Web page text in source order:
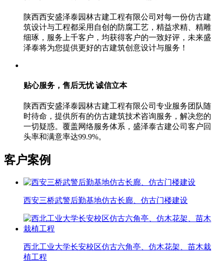
陕西西安盛泽泰园林古建工程有限公司对每一份仿古建
筑设计与工程都采用自创的防腐工艺，精益求精、精雕
细琢，服务上千客户，均获得客户的一致好评，未来盛
泽泰将为您提供更好的古建筑创意设计与服务！
贴心服务，售后无忧诚信立本
陕西西安盛泽泰园林古建工程有限公司专业服务团队随
时待命，提供所有的仿古建筑技术咨询服务，解决您的
一切疑惑。覆盖网络服务体系，盛泽泰古建公司客户回
头率和满意率达99.9%。
客户案例
西安三桥武警后勤基地仿古长廊、仿古门楼建设
西北工业大学长安校区仿古六角亭、仿木花架、苗木栽
植工程